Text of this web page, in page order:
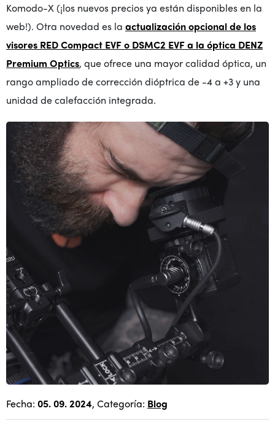
Komodo-X (¡los nuevos precios ya están disponibles en la
web!). Otra novedad es la actualización opcional de los
visores RED Compact EVF o DSMC2 EVF a la óptica DENZ
Premium Optics, que ofrece una mayor calidad óptica, un
rango ampliado de corrección dióptrica de -4 a +3 y una
unidad de calefacción integrada.
Fecha: 05. 09. 2024, Categoría: Blog